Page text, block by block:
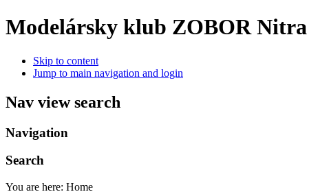
Modelársky klub ZOBOR Nitra
Skip to content
Jump to main navigation and login
Nav view search
Navigation
Search
You are here: Home